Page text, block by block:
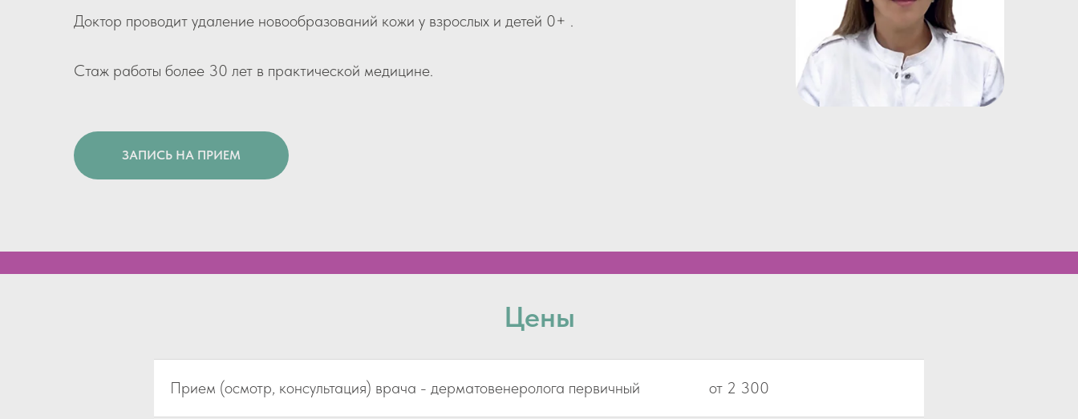
Доктор проводит удаление новообразований кожи у взрослых и детей 0+ .
Стаж работы более 30 лет в практической медицине.
ЗАПИСЬ НА ПРИЕМ
Цены
Прием (осмотр, консультация) врача - дерматовенеролога первичный от 2 300